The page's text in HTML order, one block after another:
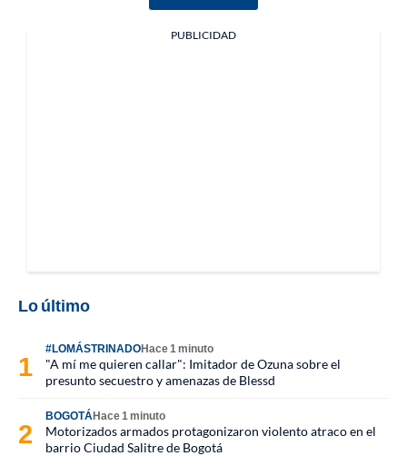
PUBLICIDAD
Lo último
#LOMÁSTRINADOHace 1 minuto
"A mí me quieren callar": Imitador de Ozuna sobre el
presunto secuestro y amenazas de Blessd
BOGOTÁHace 1 minuto
Motorizados armados protagonizaron violento atraco en el
barrio Ciudad Salitre de Bogotá